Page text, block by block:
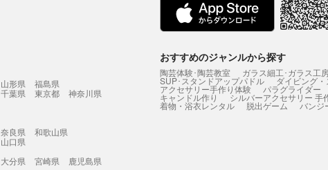
山形県
福島県
千葉県 東京都
神奈川県
奈良県
和歌山県
山口県
大分県 宮崎県
鹿児島県
おすすめのジャンルから探す
陶芸体験･陶芸教室 ガラス細工･ガラス工
SUP･スタンドアップパドル ダイビング
アクセサリー手作り体験 パラグライダー
キャンドル作り シルバーアクセサリー 手
着物・浴衣レンタル 脱出ゲーム バンジ